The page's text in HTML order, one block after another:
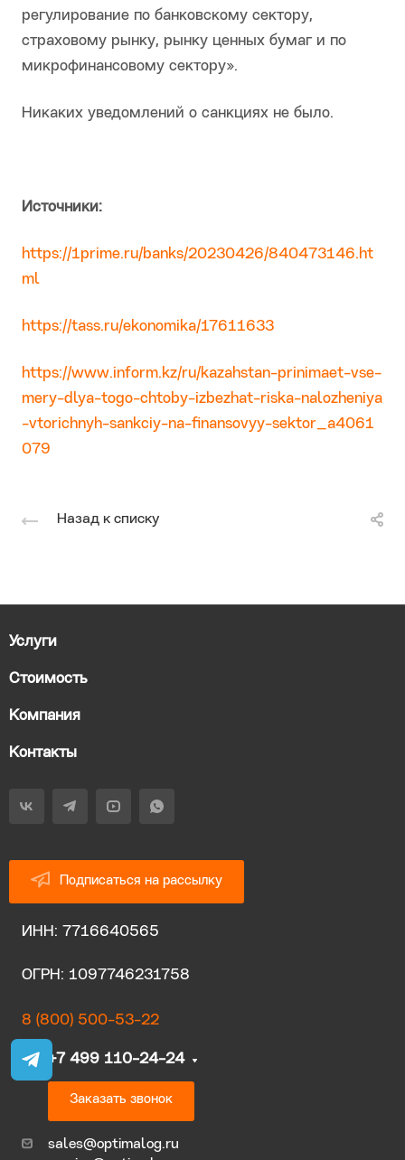
регулирование по банковскому сектору,
страховому рынку, рынку ценных бумаг и по
микрофинансовому сектору».
Никаких уведомлений о санкциях не было.
Источники:
https://1prime.ru/banks/20230426/840473146.ht
ml
https://tass.ru/ekonomika/17611633
https://www.inform.kz/ru/kazahstan-prinimaet-vse-
mery-dlya-togo-chtoby-izbezhat-riska-nalozheniya
-vtorichnyh-sankciy-na-finansovyy-sektor_a4061
079
Назад к списку
Услуги
Стоимость
Компания
Контакты
Подписаться на рассылку
ИНН: 7716640565
ОГРН: 1097746231758
8 (800) 500-53-22
+7 499 110-24-24
Заказать звонок
sales@optimalog.ru